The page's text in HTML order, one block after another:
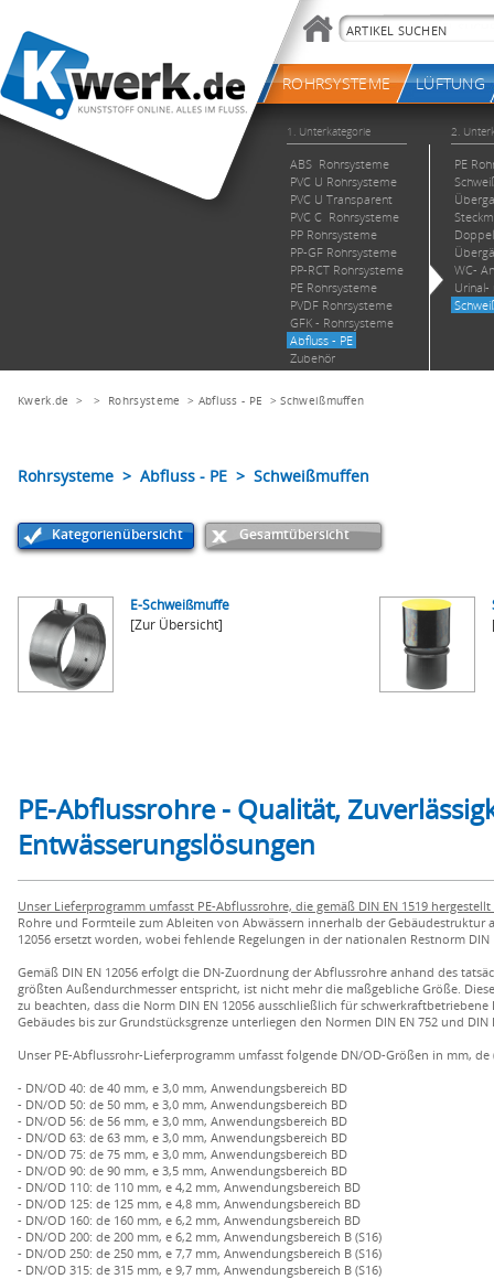
Kwerk.de > > Rohrsysteme > Abfluss - PE >Schweißmuffen
Rohrsysteme > Abfluss - PE > Schweißmuffen
Kategorienübersicht Gesamtübersicht
E-Schweißmuffe
[Zur Übersicht]
PE-Abflussrohre - Qualität,
Entwässerungslösungen
Unser Lieferprogramm umfasst PE-Abflussrohre, die gemäß DIN EN 1519
Rohre und Formteile zum Ableiten von Abwässern innerhalb der
12056 ersetzt worden, wobei fehlende Regelungen in der nationalen Restnorm DIN
Gemäß DIN EN 12056 erfolgt die DN-Zuordnung der Abflussrohre anhand des
größten Außendurchmesser entspricht, ist nicht mehr die maßgebliche Größe.
zu beachten, dass die Norm DIN EN 12056 ausschließlich für
Gebäudes bis zur Grundstücksgrenze unterliegen den Normen DIN EN 752 und
Unser PE-Abflussrohr-Lieferprogramm umfasst folgende DN/OD-Größen in mm,
- DN/OD 40: de 40 mm, e 3,0 mm, Anwendungsbereich BD
- DN/OD 50: de 50 mm, e 3,0 mm, Anwendungsbereich BD
- DN/OD 56: de 56 mm, e 3,0 mm, Anwendungsbereich BD
- DN/OD 63: de 63 mm, e 3,0 mm, Anwendungsbereich BD
- DN/OD 75: de 75 mm, e 3,0 mm, Anwendungsbereich BD
- DN/OD 90: de 90 mm, e 3,5 mm, Anwendungsbereich BD
- DN/OD 110: de 110 mm, e 4,2 mm, Anwendungsbereich BD
- DN/OD 125: de 125 mm, e 4,8 mm, Anwendungsbereich BD
- DN/OD 160: de 160 mm, e 6,2 mm, Anwendungsbereich BD
- DN/OD 200: de 200 mm, e 6,2 mm, Anwendungsbereich B (S16)
- DN/OD 250: de 250 mm, e 7,7 mm, Anwendungsbereich B (S16)
- DN/OD 315: de 315 mm, e 9,7 mm, Anwendungsbereich B (S16)